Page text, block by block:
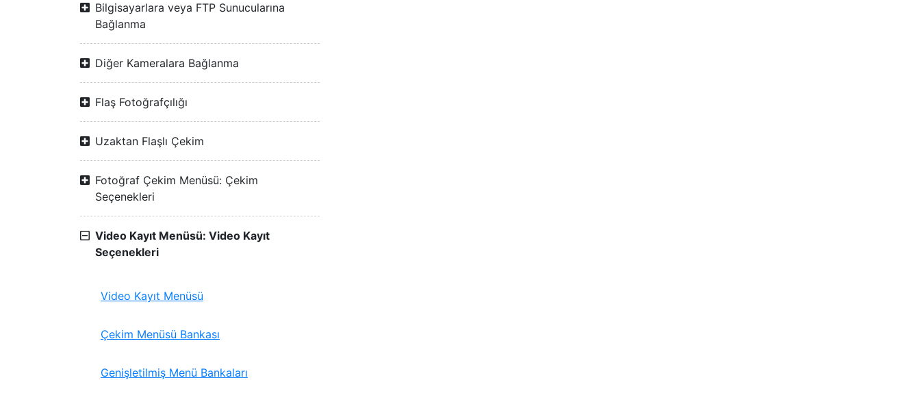
Bilgisayarlara veya FTP Sunucularına
Bağlanma
Diğer Kameralara Bağlanma
Flaş Fotoğrafçılığı
Uzaktan Flaşlı Çekim
Fotoğraf Çekim Menüsü: Çekim
Seçenekleri
Video Kayıt Menüsü: Video Kayıt
Seçenekleri
Video Kayıt Menüsü
Çekim Menüsü Bankası
Genişletilmiş Menü Bankaları